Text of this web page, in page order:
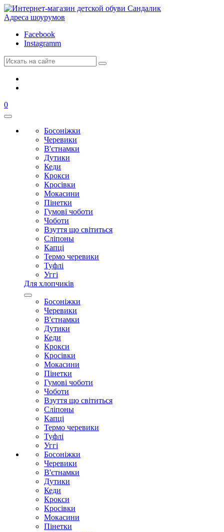
Адреса шоурумов
Facebook
Instagramm
0
Босоніжки
Черевики
В'єтнамки
Дутики
Кеди
Крокси
Кросівки
Мокасини
Пінетки
Гумові чоботи
Чоботи
Взуття що світиться
Сліпоны
Капці
Термо черевики
Туфлі
Уггі
Для хлопчиків
Босоніжки
Черевики
В'єтнамки
Дутики
Кеди
Крокси
Кросівки
Мокасини
Пінетки
Гумові чоботи
Чоботи
Взуття що світиться
Сліпоны
Капці
Термо черевики
Туфлі
Уггі
Босоніжки
Черевики
В'єтнамки
Дутики
Кеди
Крокси
Кросівки
Мокасини
Пінетки